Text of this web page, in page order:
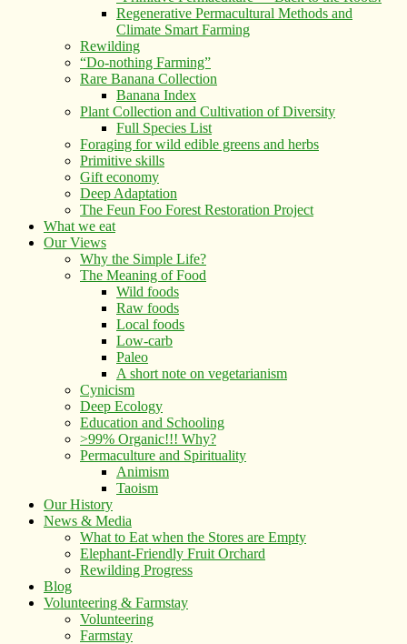
Regenerative Permacultural Methods and
Climate Smart Farming
Rewilding
“Do-nothing Farming”
Rare Banana Collection
Banana Index
Plant Collection and Cultivation of Diversity
Full Species List
Foraging for wild edible greens and herbs
Primitive skills
Gift economy
Deep Adaptation
The Feun Foo Forest Restoration Project
What we eat
Our Views
Why the Simple Life?
The Meaning of Food
Wild foods
Raw foods
Local foods
Low-carb
Paleo
A short note on vegetarianism
Cynicism
Deep Ecology
Education and Schooling
>99% Organic!!! Why?
Permaculture and Spirituality
Animism
Taoism
Our History
News & Media
What to Eat when the Stores are Empty
Elephant-Friendly Fruit Orchard
Rewilding Progress
Blog
Volunteering & Farmstay
Volunteering
Farmstay